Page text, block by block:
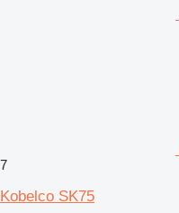
7
Kobelco SK75